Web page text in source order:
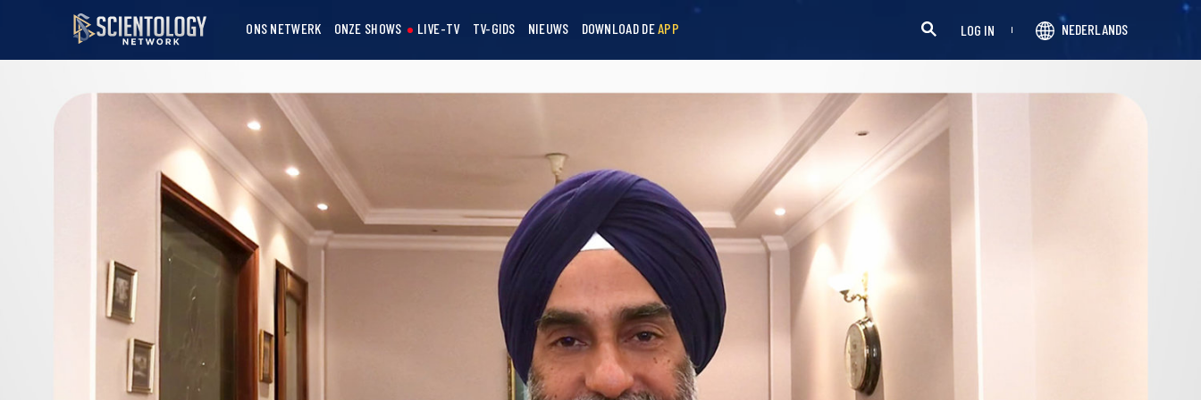
ONS NETWERK ONZE SHOWS LIVE-TV TV-GIDS NIEUWS DOWNLOAD DEAPP LOG IN NEDERLANDS